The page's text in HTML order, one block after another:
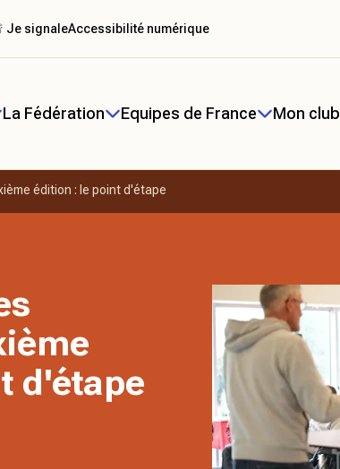
La Fédération Equipes de France Mon club
Je signaleAccessibilité numérique
édition : le point d'étape
d'étape